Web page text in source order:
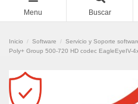
Menu Buscar
Inicio Software Servicio y Soporte
Poly+ Group 500-720 HD codec EagleEyeIV-